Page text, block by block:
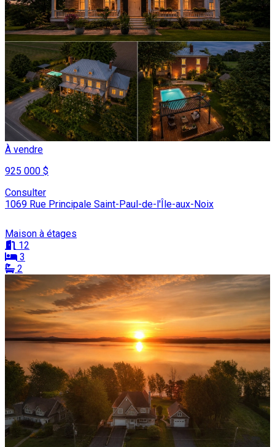
À vendre
925 000 $
Consulter
1069 Rue Principale Saint-Paul-de-l'Île-aux-Noix
Maison à étages
12
3
2